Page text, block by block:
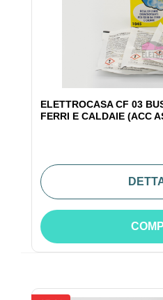
ELETTROCASA CF 03
FERRI E CALDAIE (ACC